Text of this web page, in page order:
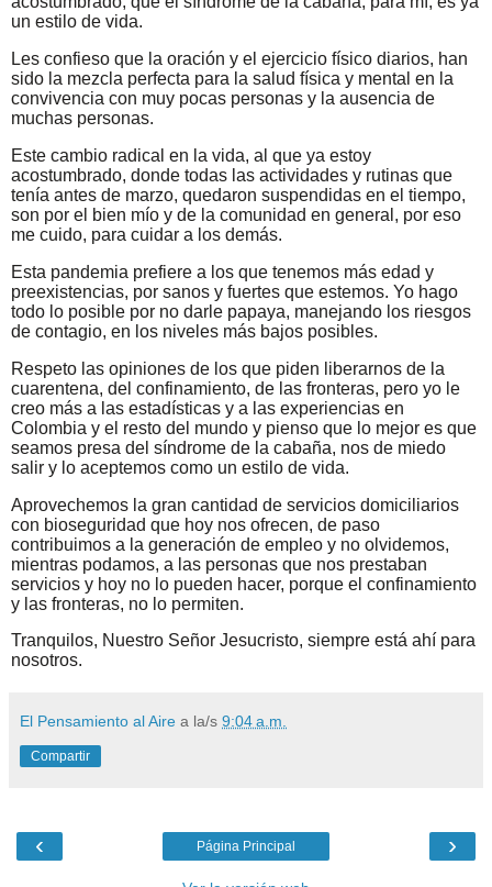
un estilo de vida.
Les confieso que la oración y el ejercicio físico diarios, han
sido la mezcla perfecta para la salud física y mental en la
convivencia con muy pocas personas y la ausencia de
muchas personas.
Este cambio radical en la vida, al que ya estoy
acostumbrado, donde todas las actividades y rutinas que
tenía antes de marzo, quedaron suspendidas en el tiempo,
son por el bien mío y de la comunidad en general, por eso
me cuido, para cuidar a los demás.
Esta pandemia prefiere a los que tenemos más edad y
preexistencias, por sanos y fuertes que estemos. Yo hago
todo lo posible por no darle papaya, manejando los riesgos
de contagio, en los niveles más bajos posibles.
Respeto las opiniones de los que piden liberarnos de la
cuarentena, del confinamiento, de las fronteras, pero yo le
creo más a las estadísticas y a las experiencias en
Colombia y el resto del mundo y pienso que lo mejor es que
seamos presa del síndrome de la cabaña, nos de miedo
salir y lo aceptemos como un estilo de vida.
Aprovechemos la gran cantidad de servicios domiciliarios
con bioseguridad que hoy nos ofrecen, de paso
contribuimos a la generación de empleo y no olvidemos,
mientras podamos, a las personas que nos prestaban
servicios y hoy no lo pueden hacer, porque el confinamiento
y las fronteras, no lo permiten.
Tranquilos, Nuestro Señor Jesucristo, siempre está ahí para
nosotros.
El Pensamiento al Aire a la/s 9:04 a.m.
Compartir
‹ ›
Página Principal